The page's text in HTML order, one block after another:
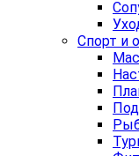
Спорт и